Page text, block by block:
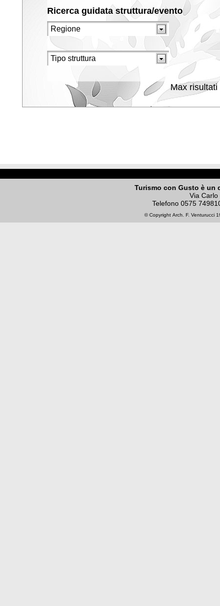
Ricerca guidata struttura/evento
Max risultati
Turismo con Gusto è un
Via
Telefono 0575
© Copyright Arch. F. Venturucci